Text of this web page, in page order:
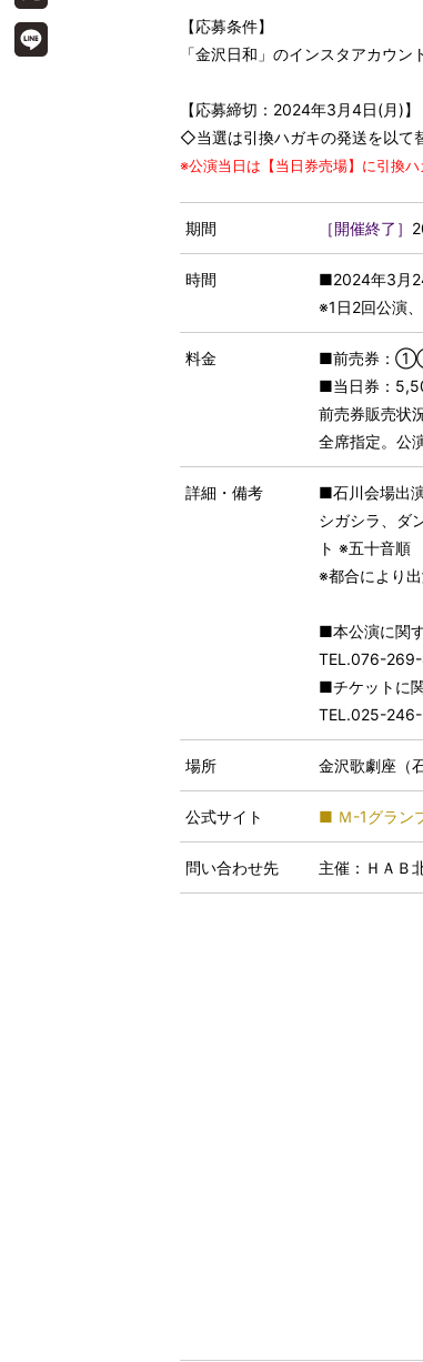
【応募条件】
「金沢日和」のインスタアカウン
【応募締切：2024年3月4日(月)】
◇当選は引換ハガキの発送を以て
※公演当日は【当日券売場】に引換
期間 ［開催終了］
時間
■2024年3
※1日2回公演
料金
■前売券：
■当日券：
前売券販売状
全席指定。公
詳細・備考
■石川会場出
シガシラ、ダ
ト ※五十音順
※都合により
■本公演に関
TEL.076-
■チケットに
TEL.025-
場所 金沢歌劇座（
公式サイト ■ Ｍ-1グラン
問い合わせ先 主催：ＨＡＢ